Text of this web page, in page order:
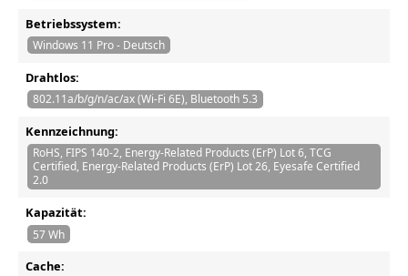
Betriebssystem:
Windows 11 Pro - Deutsch
Drahtlos:
802.11a/b/g/n/ac/ax (Wi-Fi 6E), Bluetooth 5.3
Kennzeichnung:
RoHS, FIPS 140-2, Energy-Related Products (ErP) Lot 6, TCG
Certified, Energy-Related Products (ErP) Lot 26, Eyesafe Certified
2.0
Kapazität:
57 Wh
Cache: